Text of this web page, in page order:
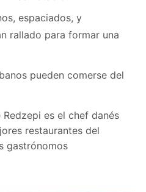
espaciados, y
rallado para formar una
pueden comerse del
Redzepi es el chef danés
restaurantes del
gastrónomos